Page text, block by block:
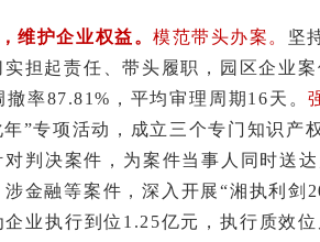
维护企业权益。模范带头办案。 坚
担起责任、带头履职，园区企业
撤率87.81%，平均审理周期16天。
”专项活动，成立三个专门知识产
判决案件，为案件当事人同时送
金融等案件，深入开展“湘执利
企业执行到位1.25亿元，执行质效